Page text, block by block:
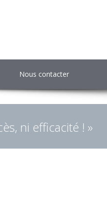
Nous contacter
ni efficacité ! »